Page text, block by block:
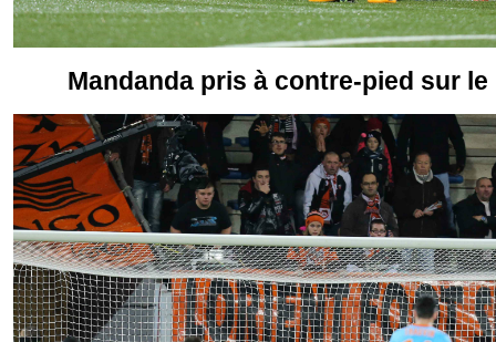
Mandanda pris à contre-pied sur